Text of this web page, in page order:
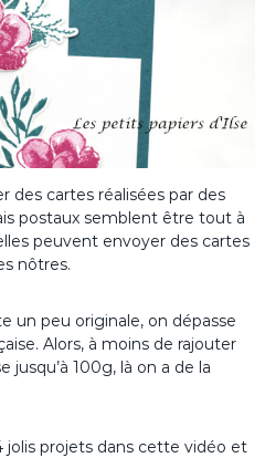
des cartes réalisées par des
postaux semblent être tout à
peuvent envoyer des cartes
nôtres.
un peu originale, on dépasse
Alors, à moins de rajouter
jusqu’à 100g, là on a de la
jolis projets dans cette vidéo et